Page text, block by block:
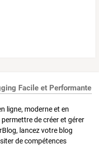
Facile et Performante
ligne, moderne et en
de créer et gérer
lancez votre blog
de compétences